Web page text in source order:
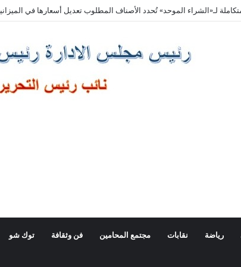
Comment je choisis un
رياضة نقابات مجتمع المحامين فن وثقافة توك شو